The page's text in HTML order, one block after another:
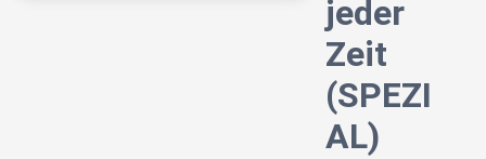
jeder
Zeit
(SPEZI
AL)